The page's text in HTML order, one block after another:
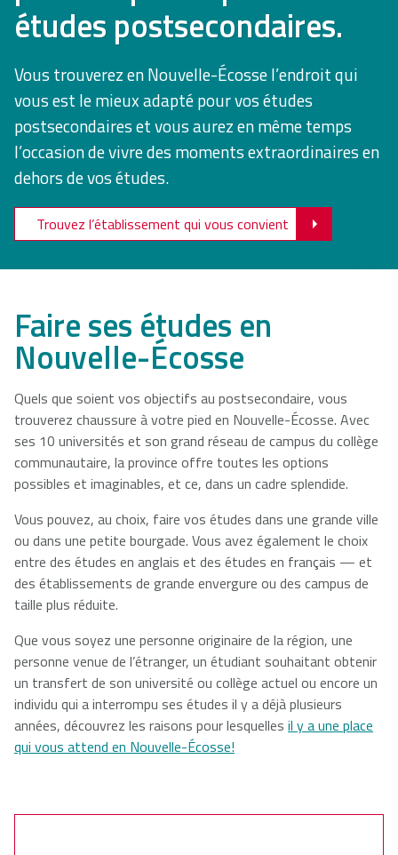
NSCAD
Saint Mary's
St. Francis
University
Université
Sainte-Anne
University of
King's
College
études postsecondaires.
Vous trouverez en Nouvelle-Écosse l’endroit qui
vous est le mieux adapté pour vos études
postsecondaires et vous aurez en même temps
l’occasion de vivre des moments extraordinaires en
dehors de vos études.
Trouvez l’établissement qui vous convient
Faire ses études en
Nouvelle-Écosse
Quels que soient vos objectifs au postsecondaire, vous
trouverez chaussure à votre pied en Nouvelle-Écosse. Avec
ses 10 universités et son grand réseau de campus du collège
communautaire, la province offre toutes les options
possibles et imaginables, et ce, dans un cadre splendide.
Vous pouvez, au choix, faire vos études dans une grande ville
ou dans une petite bourgade. Vous avez également le choix
entre des études en anglais et des études en français — et
des établissements de grande envergure ou des campus de
taille plus réduite.
Que vous soyez une personne originaire de la région, une
personne venue de l’étranger, un étudiant souhaitant obtenir
un transfert de son université ou collège actuel ou encore un
individu qui a interrompu ses études il y a déjà plusieurs
années, découvrez les raisons pour lesquelles il y a une place
qui vous attend en Nouvelle-Écosse!